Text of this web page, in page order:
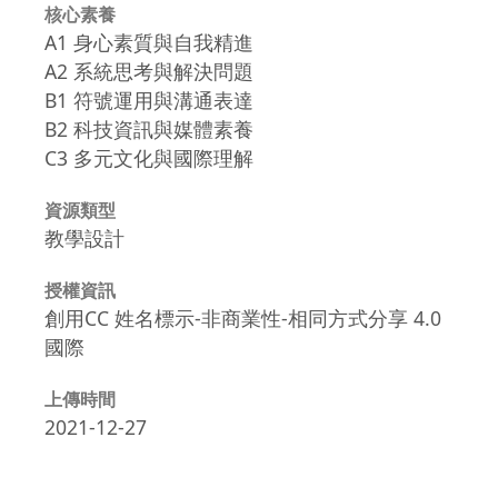
核心素養
A1 身心素質與自我精進
A2 系統思考與解決問題
B1 符號運用與溝通表達
B2 科技資訊與媒體素養
C3 多元文化與國際理解
資源類型
教學設計
授權資訊
創用CC 姓名標示-非商業性-相同方式分享 4.0
國際
上傳時間
2021-12-27